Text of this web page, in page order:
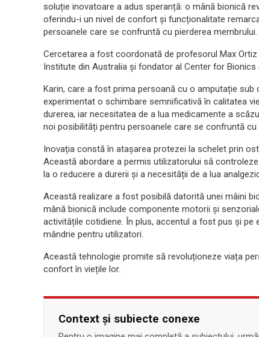
soluție inovatoare a adus speranță: o mână bionică
oferindu-i un nivel de confort și funcționalitate
persoanele care se confruntă cu pierderea membrului.
Cercetarea a fost coordonată de profesorul Max
Institute din Australia și fondator al Center for Bionics
Karin, care a fost prima persoană cu o amputație
experimentat o schimbare semnificativă în calitatea
durerea, iar necesitatea de a lua medicamente a
noi posibilități pentru persoanele care se confruntă cu
Inovația constă în atașarea protezei la schelet prin
Această abordare a permis utilizatorului să
la o reducere a durerii și a necesității de a lua
Această realizare a fost posibilă datorită unei mâini
mână bionică include componente motorii și
activitățile cotidiene. În plus, accentul a fost pus și
mândrie pentru utilizatori.
Această tehnologie promite să revoluționeze viața
confort în viețile lor.
Context și subiecte conexe